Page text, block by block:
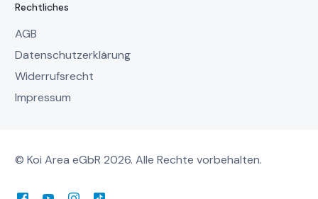
Rechtliches
AGB
Datenschutzerklärung
Widerrufsrecht
Impressum
© Koi Area eGbR 2026. Alle Rechte vorbehalten.